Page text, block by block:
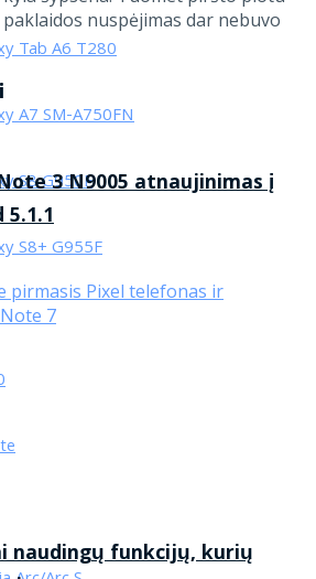
Tab A6 T280
A7 SM-A750FN
S8 G950F
S8+ G955F
nuspėjimas dar nebuvo
3 N9005 atnaujinimas į
5.1.1
naudingų funkcijų, kurių